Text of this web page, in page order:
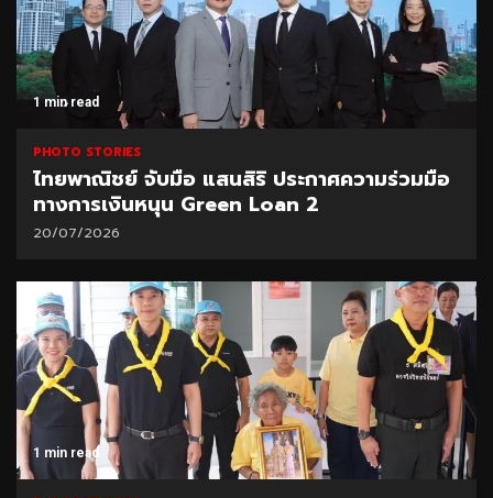
1 min read
PHOTO STORIES
ไทยพาณิชย์ จับมือ แสนสิริ ประกาศความร่วมมือ
ทางการเงินหนุน Green Loan 2
20/07/2026
1 min read